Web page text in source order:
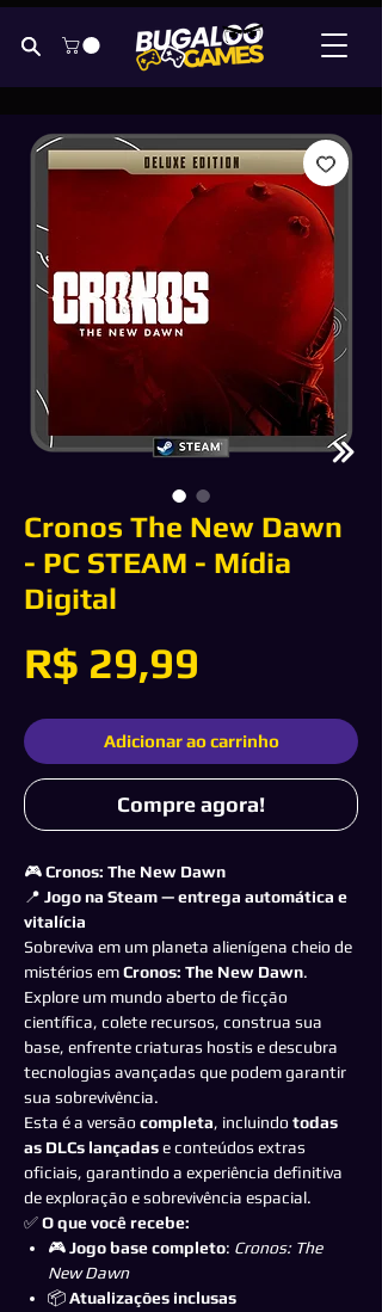
Cronos The New Dawn
- PC STEAM - Mídia
Digital
R$ 29,99
Adicionar ao carrinho
Compre agora!
🎮Cronos: The New Dawn
📍 Jogo na Steam — entrega automática e
vitalícia
Sobreviva em um planeta alienígena cheio de
mistérios emCronos: The New Dawn.
Explore um mundo aberto de ficção
científica, colete recursos, construa sua
base, enfrente criaturas hostis e descubra
tecnologias avançadas que podem garantir
sua sobrevivência.
Esta é a versão completa, incluindo todas
as DLCs lançadase conteúdos extras
oficiais, garantindo a experiência definitiva
de exploração e sobrevivência espacial.
✅O que você recebe:
🎮Jogo base completo: Cronos: The
New Dawn
📦Atualizações inclusas